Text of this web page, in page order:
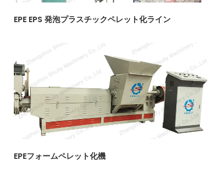
EPE EPS 発泡プラスチックペレット化ライン
EPEフォームペレット化機